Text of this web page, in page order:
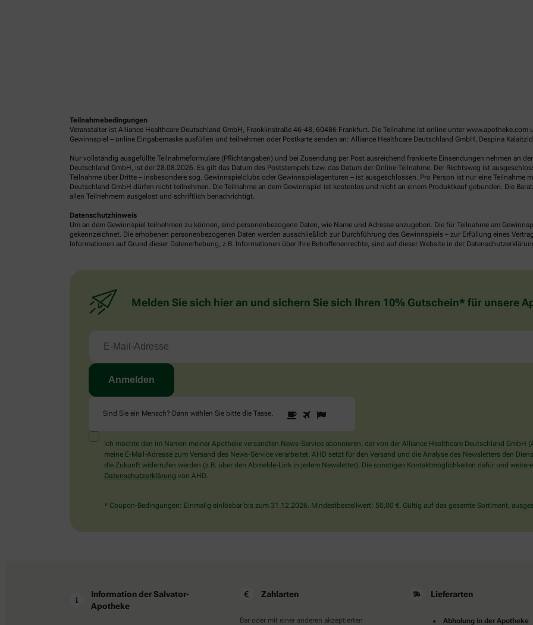
Teilnahmebedingungen
Veranstalter ist Alliance Healthcare Deutschland GmbH, Franklinstraße 46-48, 60486 Frankfurt. Die Teilnahme ist online unter
Gewinnspiel – online Eingabemaske ausfüllen und teilnehmen oder Postkarte senden an: Alliance Healthcare Deutschland GmbH, Despina
Nur vollständig ausgefüllte Teilnahmeformulare (Pflichtangaben) und bei Zusendung per Post ausreichend frankierte Einsendungen nehmen an
Deutschland GmbH, ist der 28.08.2026. Es gilt das Datum des Poststempels bzw. das Datum der Online-Teilnahme. Der Rechtsweg ist
Teilnahme über Dritte – insbesondere sog. Gewinnspielclubs oder Gewinnspielagenturen – ist ausgeschlossen. Pro Person ist nur eine Teilnahme
Deutschland GmbH dürfen nicht teilnehmen. Die Teilnahme an dem Gewinnspiel ist kostenlos und nicht an einem Produktkauf gebunden. Die
allen Teilnehmern ausgelost und schriftlich benachrichtigt.
Datenschutzhinweis
Um an dem Gewinnspiel teilnehmen zu können, sind personenbezogene Daten, wie Name und Adresse anzugeben. Die für Teilnahme am
gekennzeichnet. Die erhobenen personenbezogenen Daten werden ausschließlich zur Durchführung des Gewinnspiels – zur Erfüllung eines
Informationen auf Grund dieser Datenerhebung, z.B. Informationen über Ihre Betroffenenrechte, sind auf dieser Website in der
Melden Sie sich hier an und sichern Sie sich Ihren 10% Gutschein* für unsere
Sind Sie ein Mensch? Dann wählen Sie bitte die Tasse.
Sind
Sie
Mensch?
Dann
wählen
Tasse.
1 2
Ich möchte den im Namen meiner Apotheke versandten News-Service abonnieren, der von der Alliance Healthcare Deutschland
meine E-Mail-Adresse zum Versand des News-Service verarbeitet. AHD setzt für den Versand und die Analyse des Newsletters den
die Zukunft widerrufen werden (z.B. über den Abmelde-Link in jedem Newsletter). Die sonstigen Kontaktmöglichkeiten dafür und
Datenschutzerklärung von AHD.
* Coupon-Bedingungen: Einmalig einlösbar bis zum 31.12.2026. Mindestbestellwert: 50,00 €. Gültig auf das gesamte Sortiment,
Information der Salvator-
Apotheke
Zahlarten
Bar oder mit einer anderen akzeptierten
Lieferarten
Abholung in der Apotheke